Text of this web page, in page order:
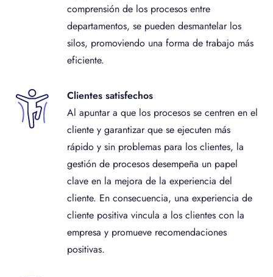
comprensión de los procesos entre
departamentos, se pueden desmantelar los
silos, promoviendo una forma de trabajo más
eficiente.
Clientes satisfechos
Al apuntar a que los procesos se centren en el
cliente y garantizar que se ejecuten más
rápido y sin problemas para los clientes, la
gestión de procesos desempeña un papel
clave en la mejora de la experiencia del
cliente. En consecuencia, una experiencia de
cliente positiva vincula a los clientes con la
empresa y promueve recomendaciones
positivas.